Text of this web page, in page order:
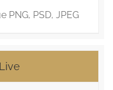
PNG, PSD, JPEG